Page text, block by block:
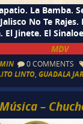
La Bamba.
No Te
Jinete. El
MDV
0 COMMENTS
LINTO ,
–